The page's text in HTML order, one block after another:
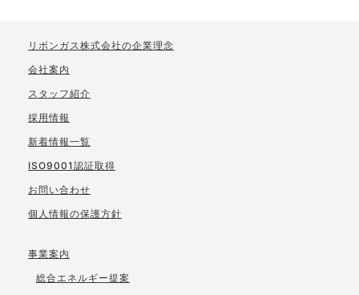
リボンガス株式会社の企業理念
会社案内
スタッフ紹介
採用情報
新着情報一覧
ISO9001認証取得
お問い合わせ
個人情報の保護方針
事業案内
総合エネルギー提案